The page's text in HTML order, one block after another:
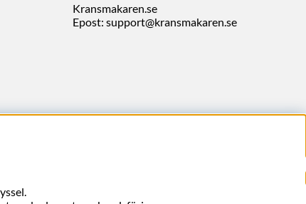
Kransmakaren.se
Epost: support@kransmakaren.se